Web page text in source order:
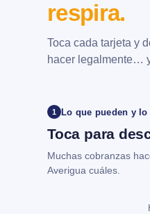
respira.
Toca cada tarjeta y
hacer legalmente…
1 Lo que pueden y lo
Toca para
Muchas cobranzas
Averigua cuáles.